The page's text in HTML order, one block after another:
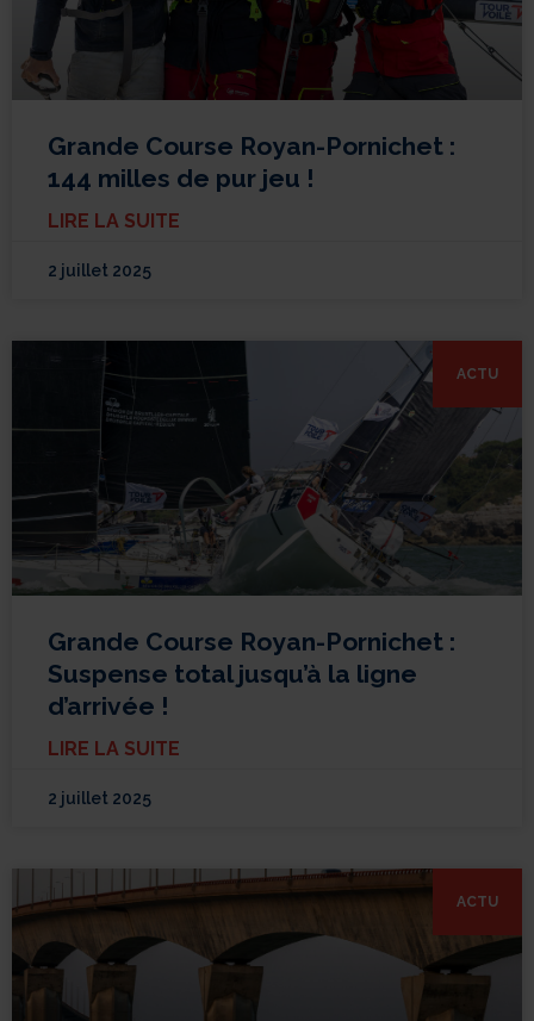
Grande Course Royan-Pornichet :
144 milles de pur jeu !
LIRE LA SUITE
2 juillet 2025
ACTU
Grande Course Royan-Pornichet :
Suspense total jusqu’à la ligne
d’arrivée !
LIRE LA SUITE
2 juillet 2025
ACTU